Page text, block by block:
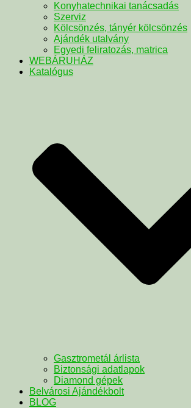
Konyhatechnikai tanácsadás
Szerviz
Kölcsönzés, tányér kölcsönzés
Ajándék utalvány
Egyedi feliratozás, matrica
WEBÁRUHÁZ
Katalógus
Gasztrometál árlista
Biztonsági adatlapok
Diamond gépek
Belvárosi Ajándékbolt
BLOG